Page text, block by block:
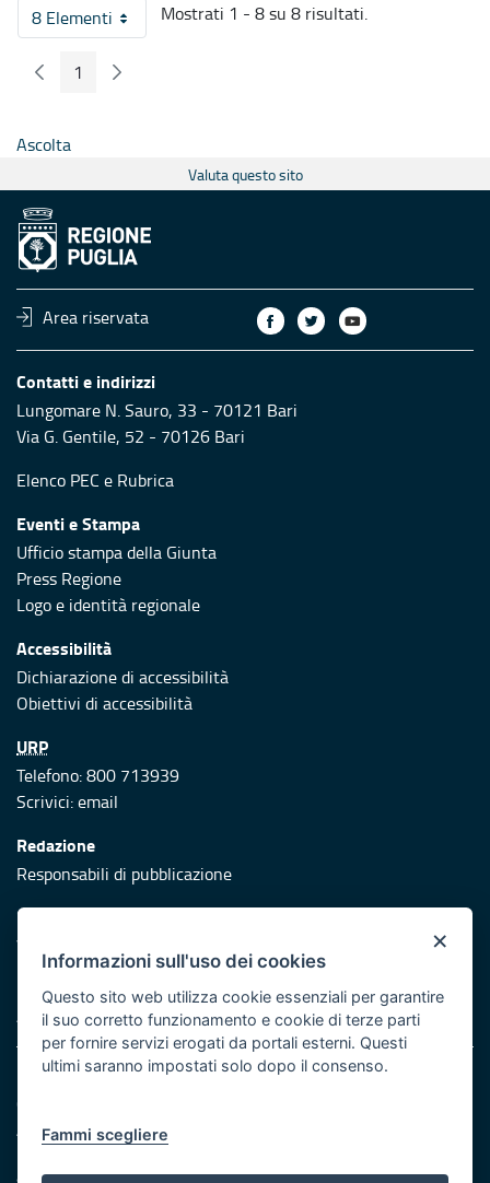
8 ElementiPer pagina
Mostrati 1 - 8 su 8 risultati.
Pagina Precedente
Pagina
1 Pagina Seguente
Ascolta
Valuta questo sito
Area riservata
Contatti e indirizzi
Lungomare N. Sauro, 33 - 70121 Bari
Via G. Gentile, 52 - 70126 Bari
Elenco PEC e Rubrica
Eventi e Stampa
Ufficio stampa della Giunta
Press Regione
Logo e identità regionale
Accessibilità
Dichiarazione di accessibilità
Obiettivi di accessibilità
URP
Telefono: 800 713939
Scrivici:email
Redazione
Responsabili di pubblicazione
Protezione civile
Vai al sito di Protezione Civile Puglia
Iniziativa finanziata con risorse del POR Puglia 2014/2020 -
Asse XI
Note legali
Cookie e privacy
Atti di notifica
×
Informazioni sull'uso dei cookies
Questo sito web utilizza cookie essenziali per garantire
il suo corretto funzionamento e cookie di terze parti
per fornire servizi erogati da portali esterni. Questi
ultimi saranno impostati solo dopo il consenso.
Fammi scegliere